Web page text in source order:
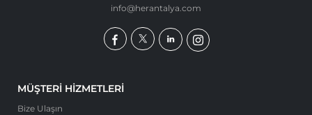
info@herantalya.com
MÜŞTERI HIZMETLERI
Bize Ulaşın